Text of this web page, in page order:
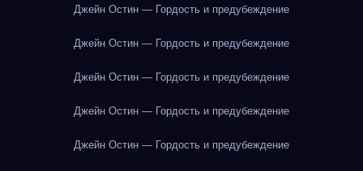
Джейн Остин — Гордость и предубеждение
Джейн Остин — Гордость и предубеждение
Джейн Остин — Гордость и предубеждение
Джейн Остин — Гордость и предубеждение
Джейн Остин — Гордость и предубеждение